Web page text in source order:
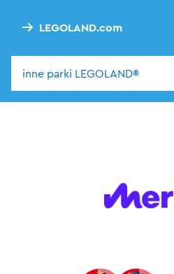
LEGOLAND.com
inne parki LEGOLAND®